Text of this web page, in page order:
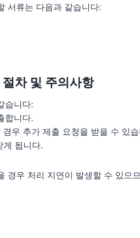
서류는 다음과 같습니다:
차 및 주의사항
습니다:
합니다.
우 추가 제출 요청을 받을 수 있
게 됩니다.
경우 처리 지연이 발생할 수 있으